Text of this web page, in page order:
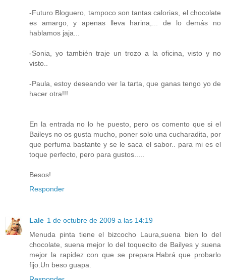
-Futuro Bloguero, tampoco son tantas calorias, el chocolate
es amargo, y apenas lleva harina,... de lo demás no
hablamos jaja...
-Sonia, yo también traje un trozo a la oficina, visto y no
visto..
-Paula, estoy deseando ver la tarta, que ganas tengo yo de
hacer otra!!!
En la entrada no lo he puesto, pero os comento que si el
Baileys no os gusta mucho, poner solo una cucharadita, por
que perfuma bastante y se le saca el sabor.. para mi es el
toque perfecto, pero para gustos.....
Besos!
Responder
Lale 1 de octubre de 2009 a las 14:19
Menuda pinta tiene el bizcocho Laura,suena bien lo del
chocolate, suena mejor lo del toquecito de Bailyes y suena
mejor la rapidez con que se prepara.Habrá que probarlo
fijo.Un beso guapa.